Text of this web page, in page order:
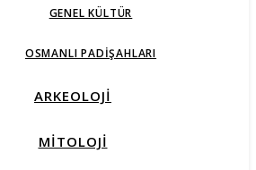
GENEL KÜLTÜR
OSMANLI PADIŞAHLARI
ARKEOLOJİ
MİTOLOJİ